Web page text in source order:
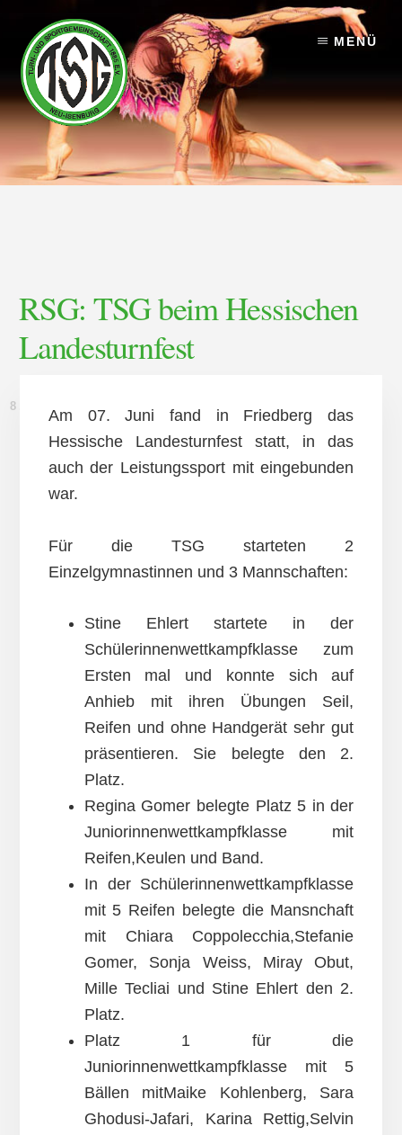
content
footer
MENÜ
RSG: TSG beim Hessischen
Landesturnfest
8. JUNI 2012
Am 07. Juni fand in Friedberg das
Hessische Landesturnfest statt, in das
auch der Leistungssport mit eingebunden
war.
Für die TSG starteten 2
Einzelgymnastinnen und 3 Mannschaften:
Stine Ehlert startete in der
Schülerinnenwettkampfklasse zum
Ersten mal und konnte sich auf
Anhieb mit ihren Übungen Seil,
Reifen und ohne Handgerät sehr gut
präsentieren. Sie belegte den 2.
Platz.
Regina Gomer belegte Platz 5 in der
Juniorinnenwettkampfklasse mit
Reifen,Keulen und Band.
In der Schülerinnenwettkampfklasse
mit 5 Reifen belegte die Mansnchaft
mit Chiara Coppolecchia,Stefanie
Gomer, Sonja Weiss, Miray Obut,
Mille Tecliai und Stine Ehlert den 2.
Platz.
Platz 1 für die
Juniorinnenwettkampfklasse mit 5
Bällen mitMaike Kohlenberg, Sara
Ghodusi-Jafari, Karina Rettig,Selvin